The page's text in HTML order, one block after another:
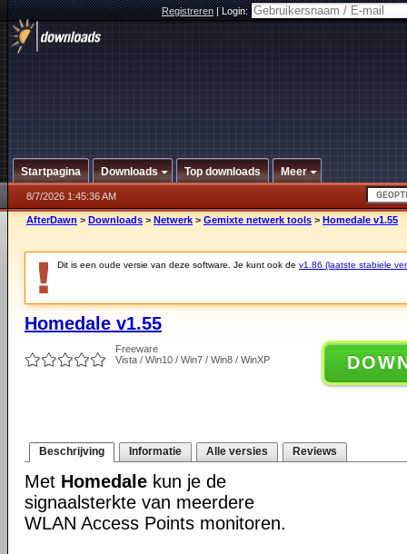
Registreren|Login:
Startpagina Downloads Top downloads Meer
8/7/2026 1:45:36 AM
AfterDawn > Downloads > Netwerk > Gemixte netwerk tools > Homedale v1.55
Dit is een oude versie van deze software. Je kunt ook de v1.86 (laatste stabiele
Homedale v1.55
Freeware
Vista / Win10 / Win7 / Win8 / WinXP
Beschrijving Informatie Alle versies Reviews
Met Homedale kun je de
signaalsterkte van meerdere
WLAN Access Points monitoren.